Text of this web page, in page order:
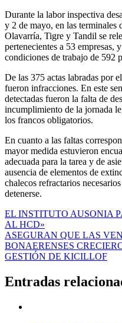
Durante la labor inspectiva
y 2 de mayo, en las terminales
Olavarría, Tigre y Tandil se
pertenecientes a 53 empresas,
condiciones de trabajo de 592
De las 375 actas labradas por
fueron infracciones. En este
detectadas fueron la falta de
incumplimiento de la jornada
los francos obligatorios.
En cuanto a las faltas
mayor medida estuvieron
adecuada para la tarea y de
ausencia de elementos de
chalecos refractarios
detenerse.
Navegación
de
entradas
EL INSTITUTO AUSONIA
AL HCD»
ASEGURAN QUE LAS
BONAERENSES
GESTIÓN DE KICILLOF
Entradas